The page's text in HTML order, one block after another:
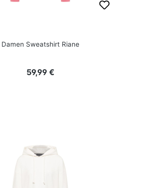
Damen Sweatshirt Riane
Regulärer Preis:
59,99 €